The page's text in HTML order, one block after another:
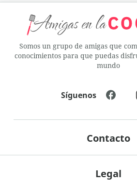
Somos un grupo de amigas que
conocimientos para que puedas
mundo
Legal
Contacto
Síguenos